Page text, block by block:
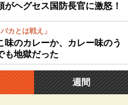
ヘグセス国防長官に激怒！
カとは戦え」
味のカレーか、カレー味のう
地獄だった
週間